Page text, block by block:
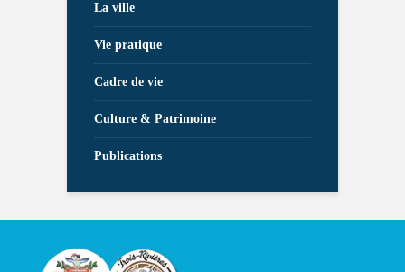
La ville
Vie pratique
Cadre de vie
Culture & Patrimoine
Publications